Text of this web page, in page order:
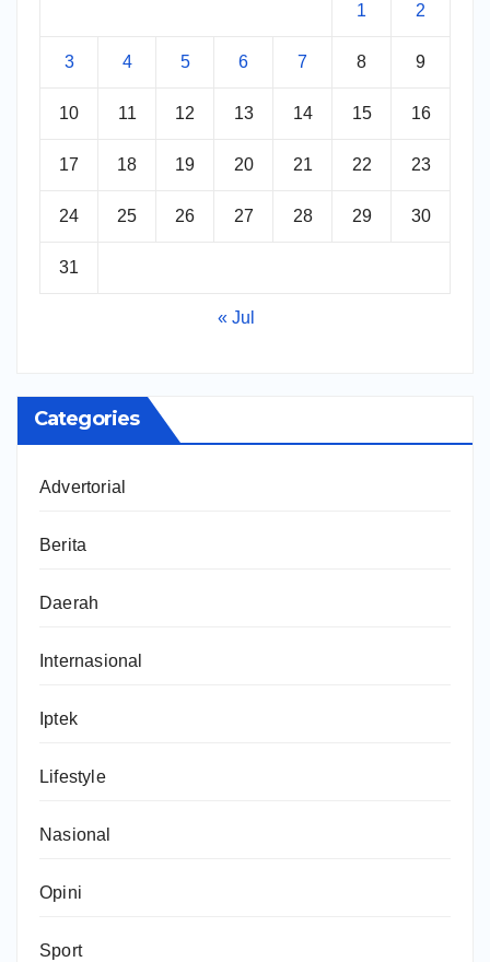
1 2
3 4 5 6 7 8 9
10 11 12 13 14 15 16
17 18 19 20 21 22 23
24 25 26 27 28 29 30
31
« Jul
Categories
Advertorial
Berita
Daerah
Internasional
Iptek
Lifestyle
Nasional
Opini
Sport